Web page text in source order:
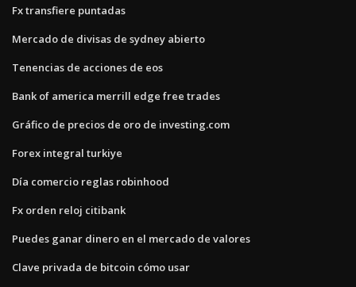
Fx transfiere puntadas
Mercado de divisas de sydney abierto
Tenencias de acciones de eos
Bank of america merrill edge free trades
Gráfico de precios de oro de investing.com
Forex integral turkiye
Día comercio reglas robinhood
Fx orden reloj citibank
Puedes ganar dinero en el mercado de valores
Clave privada de bitcoin cómo usar